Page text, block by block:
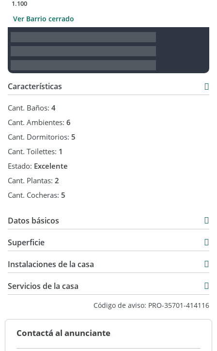
1.100
Ver Barrio cerrado
Características
Cant. Baños: 4
Cant. Ambientes: 6
Cant. Dormitorios: 5
Cant. Toilettes: 1
Estado: Excelente
Cant. Plantas: 2
Cant. Cocheras: 5
Datos básicos
Alquiler Temporal
USD 5.000
Superficie
Instalaciones de la casa
Servicios de la casa
Código de aviso: PRO-35701-414116
Contactá al anunciante